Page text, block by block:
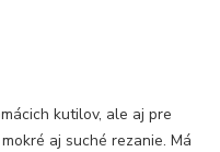
kutilov, ale aj pre
aj suché rezanie. Má